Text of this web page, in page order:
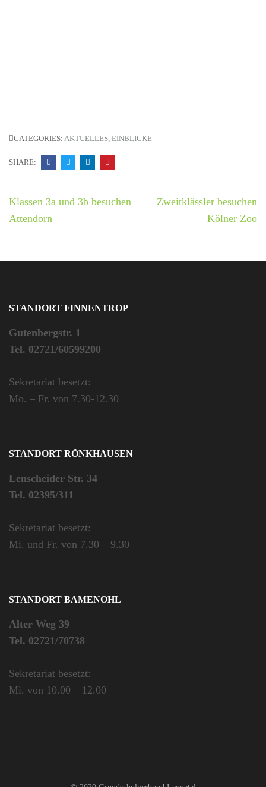
CATEGORIES: AKTUELLES, EINBLICKE
SHARE:
Beitrags-
Navigation
Klassen 3a und 3b besuchen
Attendorn
Zweitklässler besuchen
Kölner Zoo
STANDORT FINNENTROP
Gutenbergstr. 1
Tel. 02721/60599200
Sekretariat besetzt:
Mo. – Fr. von 7.30-12.30
STANDORT RÖNKHAUSEN
Lenscheider Str. 34
Tel. 02395/311
Sekretariat besetzt:
Mi. und Fr. von 7.30 – 9.30
STANDORT BAMENOHL
Alter Weg 39
Tel. 02721/70738
Sekretariat besetzt:
Mi. von 10.00 – 12.00